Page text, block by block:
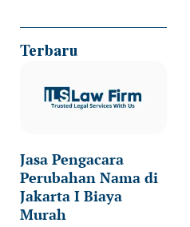
Terbaru
Jasa Pengacara
Perubahan Nama di
Jakarta I Biaya
Murah